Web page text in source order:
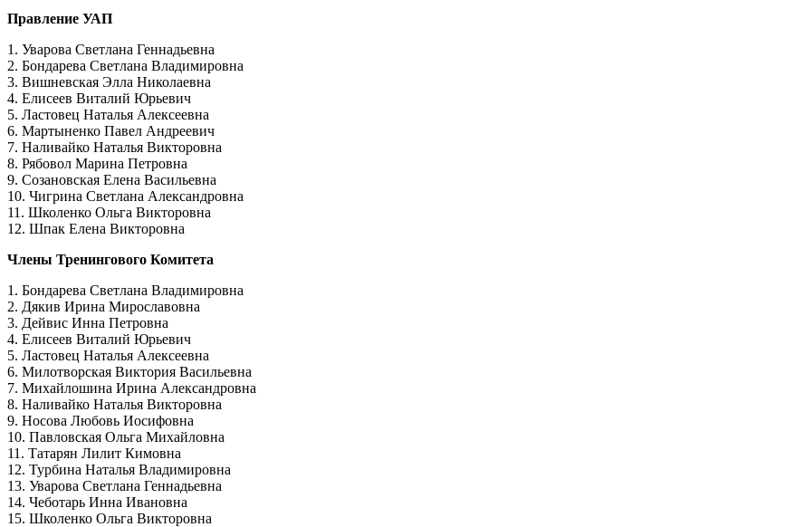
Правление УАП
1. Уварова Светлана Геннадьевна
2. Бондарева Светлана Владимировна
3. Вишневская Элла Николаевна
4. Елисеев Виталий Юрьевич
5. Ластовец Наталья Алексеевна
6. Мартыненко Павел Андреевич
7. Наливайко Наталья Викторовна
8. Рябовол Марина Петровна
9. Созановская Елена Васильевна
10. Чигрина Светлана Александровна
11. Школенко Ольга Викторовна
12. Шпак Елена Викторовна
Члены Тренингового Комитета
1. Бондарева Светлана Владимировна
2. Дякив Ирина Мирославовна
3. Дейвис Инна Петровна
4. Елисеев Виталий Юрьевич
5. Ластовец Наталья Алексеевна
6. Милотворская Виктория Васильевна
7. Михайлошина Ирина Александровна
8. Наливайко Наталья Викторовна
9. Носова Любовь Иосифовна
10. Павловская Ольга Михайловна
11. Татарян Лилит Кимовна
12. Турбина Наталья Владимировна
13. Уварова Светлана Геннадьевна
14. Чеботарь Инна Ивановна
15. Школенко Ольга Викторовна